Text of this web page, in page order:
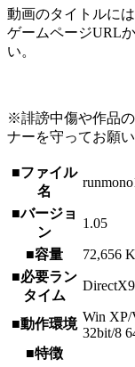
動画のタイトルに
ゲームページURL
い。
※誹謗中傷や作品
ナーを守ってお願い
■ファイル
名
■バージョ
ン
1.05
■容量
72,656
■必要ラン
タイム
■動作環境 Win XP/
32bit/8
■特徴